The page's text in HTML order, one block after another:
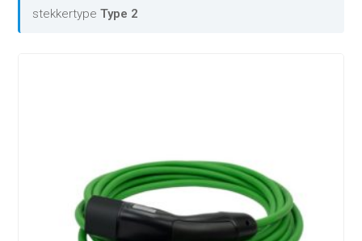
stekkertypeType 2